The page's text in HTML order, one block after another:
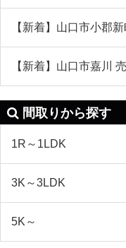
【新着】山口市小郡
【新着】山口市嘉川
間取りから探す
1R～1LDK
3K～3LDK
5K～